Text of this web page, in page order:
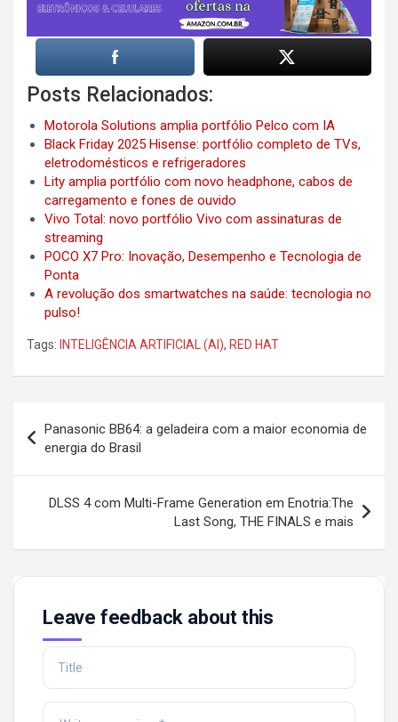
Posts Relacionados:
Motorola Solutions amplia portfólio Pelco com IA
Black Friday 2025 Hisense: portfólio completo de TVs,
eletrodomésticos e refrigeradores
Lity amplia portfólio com novo headphone, cabos de
carregamento e fones de ouvido
Vivo Total: novo portfólio Vivo com assinaturas de
streaming
POCO X7 Pro: Inovação, Desempenho e Tecnologia de
Ponta
A revolução dos smartwatches na saúde: tecnologia no
pulso!
Tags: INTELIGÊNCIA ARTIFICIAL (AI), RED HAT
navigation
Panasonic BB64: a geladeira com a maior economia de
energia do Brasil
DLSS 4 com Multi-Frame Generation em Enotria:The
Last Song, THE FINALS e mais
Leave feedback about this